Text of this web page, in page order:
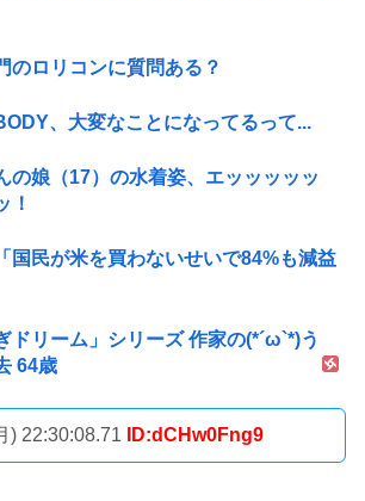
のロリコンに質問ある？
、大変なことになってるって...
の娘（17）の水着姿、エッッッッッ
！
国民が米を買わないせいで84%も減益
ドリーム」シリーズ 作家の(*´ω`*)う
64歳
) 22:30:08.71 ID:dCHw0Fng9